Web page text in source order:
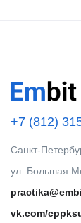
+7 (812)
Санкт-
ул. Большая
vk.com/